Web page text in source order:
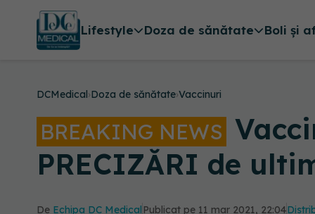
Lifestyle Doza de sănătate Boli și
DCMedical›Doza de sănătate›Vaccinuri
BREAKING NEWS
PRECIZĂRI de
De Echipa DC Medical Publicat pe 11 mar 2021, 22:04